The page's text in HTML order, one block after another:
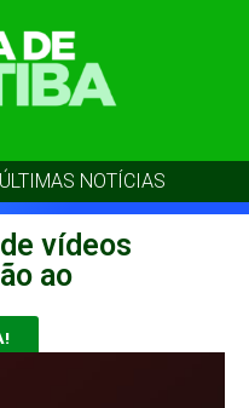
ÚLTIMAS NOTÍCIAS
vídeos
ao